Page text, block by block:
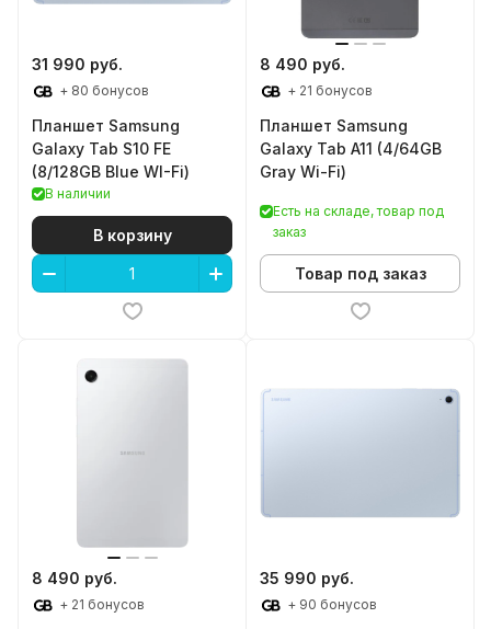
31 990 руб.
+ 80 бонусов
Планшет Samsung
Galaxy Tab S10 FE
(8/128GB Blue WI-Fi)
В наличии
В корзину
8 490 руб.
+ 21 бонусов
Планшет Samsung
Galaxy Tab A11 (4/64GB
Gray Wi-Fi)
Есть на складе, товар под
заказ
Товар под заказ
8 490 руб.
+ 21 бонусов
35 990 руб.
+ 90 бонусов